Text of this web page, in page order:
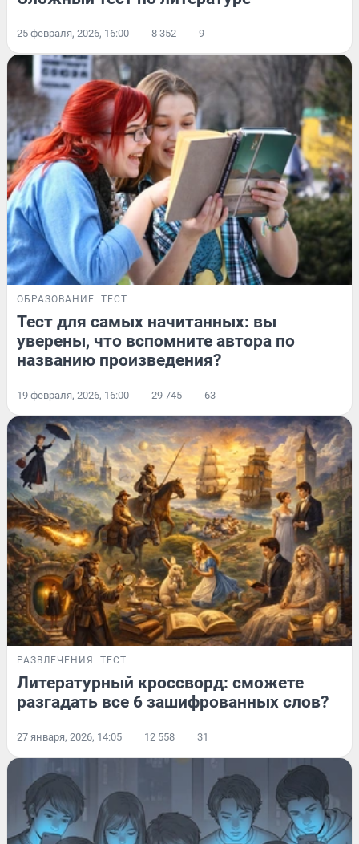
25 февраля, 2026, 16:00 8 352 9
ОБРАЗОВАНИЕ ТЕСТ
Тест для самых начитанных: вы
уверены, что вспомните автора по
названию произведения?
19 февраля, 2026, 16:00 29 745 63
РАЗВЛЕЧЕНИЯ ТЕСТ
Литературный кроссворд: сможете
разгадать все 6 зашифрованных слов?
27 января, 2026, 14:05 12 558 31